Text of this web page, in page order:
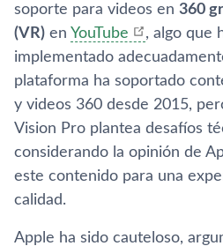
soporte para videos en 360
(VR) en YouTube
, algo que
implementado
plataforma ha soportado
y videos 360 desde 2015,
Vision Pro plantea desafíos
considerando la opinión de
este contenido para una
calidad.
Apple ha sido cauteloso,